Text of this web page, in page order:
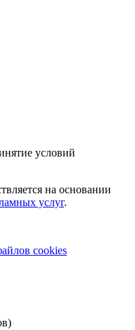
условий
на основании
услуг.
cookies